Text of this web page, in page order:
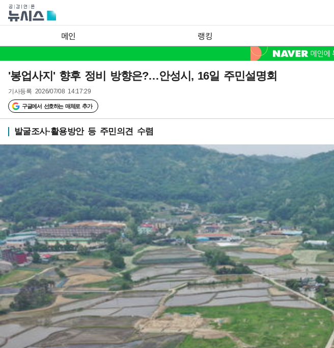
메인 랭킹
'봉업사지' 향후 정비 방향은?…안성시, 16일 주민설명회
기사등록 2026/07/08 14:17:29
구글에서 선호하는 매체로 추가
발굴조사·활용방안 등 주민의견 수렴